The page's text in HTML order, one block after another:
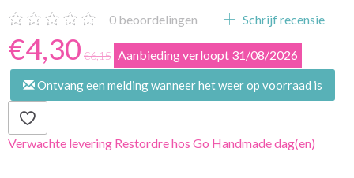
0 beoordelingen Schrijf recensie
€4,30 €6,15 Aanbieding verloopt 31/08/2026
Ontvang een melding wanneer het weer op voorraad is
Verwachte levering Restordre hos Go Handmade dag(en)